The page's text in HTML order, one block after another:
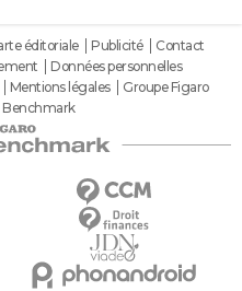
éditoriale Publicité
Contact
Données personnelles
Mentions légales
Groupe Figaro